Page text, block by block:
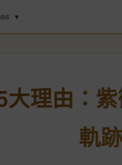
▼
大理由：
軌